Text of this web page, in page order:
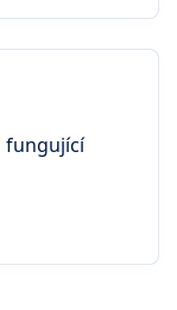
fungující